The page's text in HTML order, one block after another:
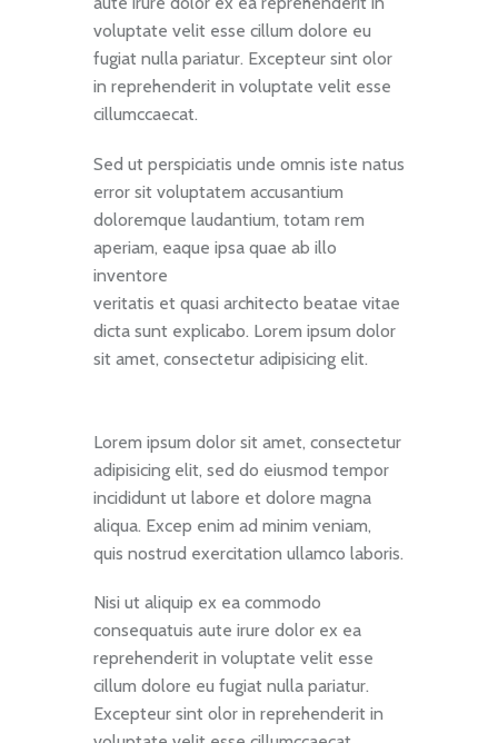
voluptate velit esse cillum dolore eu
fugiat nulla pariatur. Excepteur sint olor
in reprehenderit in voluptate velit esse
cillumccaecat.
Sed ut perspiciatis unde omnis iste natus
error sit voluptatem accusantium
doloremque laudantium, totam rem
aperiam, eaque ipsa quae ab illo
inventore
veritatis et quasi architecto beatae vitae
dicta sunt explicabo. Lorem ipsum dolor
sit amet, consectetur adipisicing elit.
Lorem ipsum dolor sit amet, consectetur
adipisicing elit, sed do eiusmod tempor
incididunt ut labore et dolore magna
aliqua. Excep enim ad minim veniam,
quis nostrud exercitation ullamco laboris.
Nisi ut aliquip ex ea commodo
consequatuis aute irure dolor ex ea
reprehenderit in voluptate velit esse
cillum dolore eu fugiat nulla pariatur.
Excepteur sint olor in reprehenderit in